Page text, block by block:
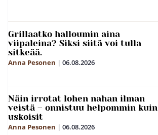
Grillaatko halloumin aina
viipaleina? Siksi siitä voi tulla
sitkeää.
Anna Pesonen | 06.08.2026
Näin irrotat lohen nahan ilman
veistä – onnistuu helpommin kuin
uskoisit
Anna Pesonen | 06.08.2026